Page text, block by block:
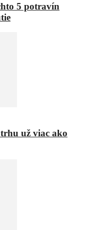
5 potravín
už viac ako